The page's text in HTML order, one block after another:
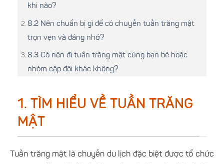
khi nào?
8.2 Nên chuẩn bị gì để có chuyến tuần trăng mật
trọn vẹn và đáng nhớ?
8.3 Có nên đi tuần trăng mật cùng bạn bè hoặc
nhóm cặp đôi khác không?
1. TÌM HIỂU VỀ TUẦN TRĂNG
MẬT
Tuần trăng mật là chuyến du lịch đặc biệt được tổ chức